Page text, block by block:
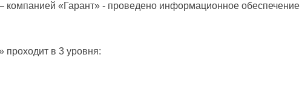
«Гарант» - проведено информационное обеспечение
в 3 уровня: